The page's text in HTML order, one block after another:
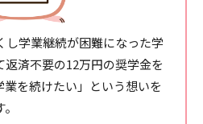
し学業継続が困難になった学
済不要の12万円の奨学金を
を続けたい」という想いを